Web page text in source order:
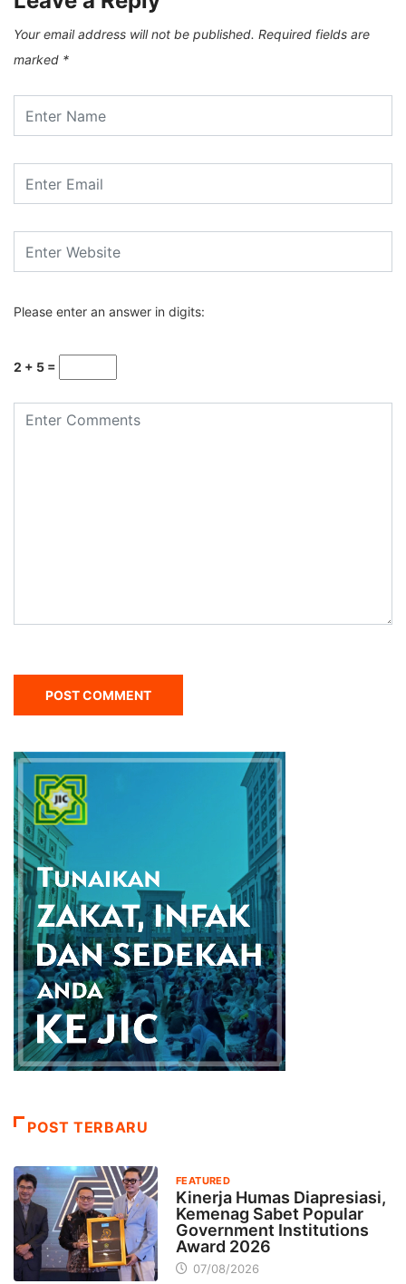
Your email address will not be published. Required fields are
marked *
Please enter an answer in digits:
2 + 5 =
POST TERBARU
FEATURED
Kinerja Humas Diapresiasi,
Kemenag Sabet Popular
Government Institutions
Award 2026
07/08/2026